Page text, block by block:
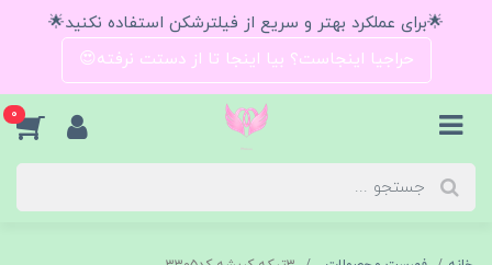
🌟برای عملکرد بهتر و سریع از فیلترشکن استفاده نکنید🌟
حراجیا اینجاست؟ بیا اینجا تا از دستت نرفته😍
0